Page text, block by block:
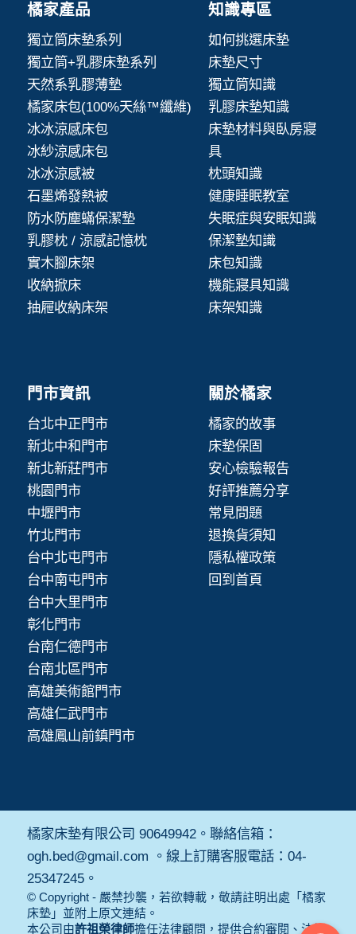
橘家產品
獨立筒床墊系列
獨立筒+乳膠床墊系列
天然系乳膠薄墊
橘家床包(100%天絲™纖維)
冰冰涼感床包
冰紗涼感床包
冰冰涼感被
石墨烯發熱被
防水防塵蟎保潔墊
乳膠枕 / 涼感記憶枕
實木腳床架
收納掀床
抽屜收納床架
知識專區
如何挑選床墊
床墊尺寸
獨立筒知識
乳膠床墊知識
床墊材料與臥房寢
具
枕頭知識
健康睡眠教室
失眠症與安眠知識
保潔墊知識
床包知識
機能寢具知識
床架知識
門市資訊
台北中正門市
新北中和門市
新北新莊門市
桃園門市
中壢門市
竹北門市
台中北屯門市
台中南屯門市
台中大里門市
彰化門市
台南仁德門市
台南北區門市
高雄美術館門市
高雄仁武門市
高雄鳳山前鎮門市
關於橘家
橘家的故事
床墊保固
安心檢驗報告
好評推薦分享
常見問題
退換貨須知
隱私權政策
回到首頁
橘家床墊有限公司 90649942。聯絡信箱：
ogh.bed@gmail.com 。線上訂購客服電話：04-
25347245。
© Copyright - 嚴禁抄襲，若欲轉載，敬請註明出處「橘家
床墊」並附上原文連結。
本公司由許祖榮律師擔任法律顧問，提供合約審閱、法規